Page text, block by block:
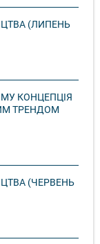
(ЛИПЕНЬ
КОНЦЕПЦІЯ
ТРЕНДОМ
(ЧЕРВЕНЬ